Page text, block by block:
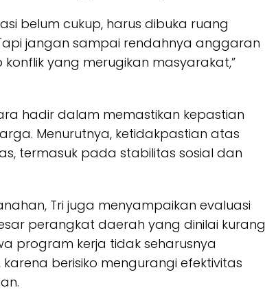
belum cukup, harus dibuka ruang
jangan sampai rendahnya anggaran
yang merugikan masyarakat,”
hadir dalam memastikan kepastian
Menurutnya, ketidakpastian atas
termasuk pada stabilitas sosial dan
Tri juga menyampaikan evaluasi
perangkat daerah yang dinilai kurang
program kerja tidak seharusnya
berisiko mengurangi efektivitas